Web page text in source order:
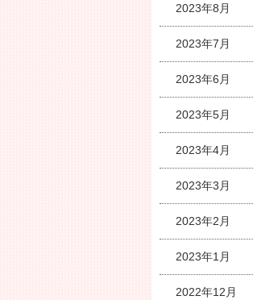
2023年8月
2023年7月
2023年6月
2023年5月
2023年4月
2023年3月
2023年2月
2023年1月
2022年12月